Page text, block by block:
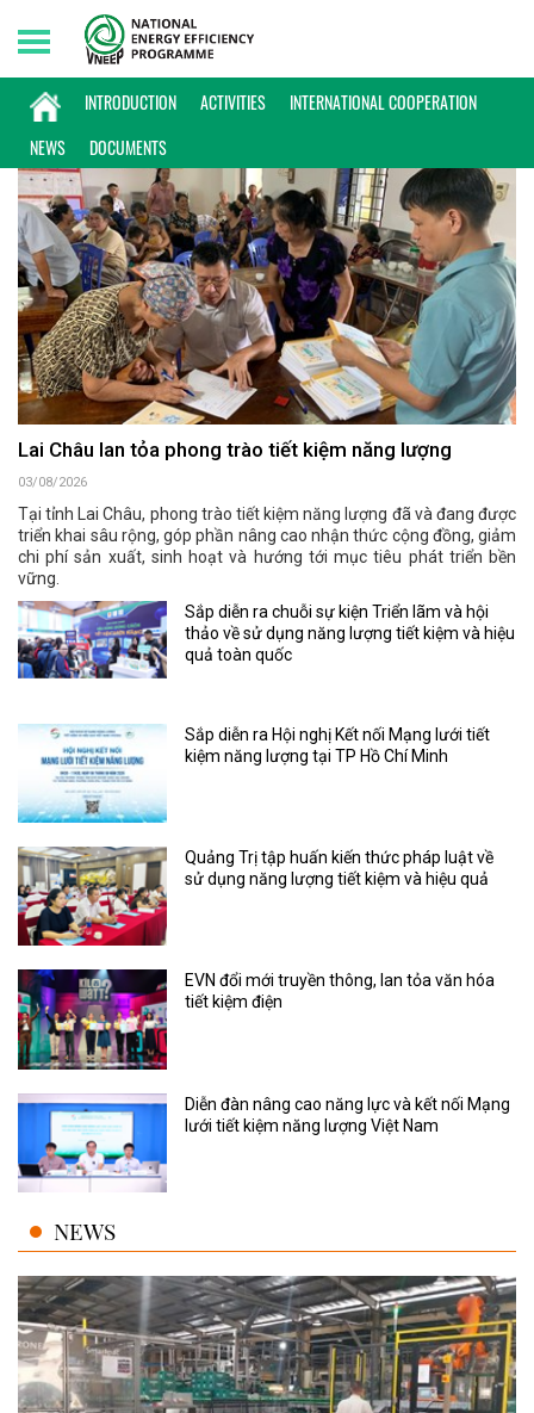
INTRODUCTION ACTIVITIES
INTERNATIONAL COOPERATION
NEWS
DOCUMENTS
Friday, 07/08/2026 | 03:44 GMT+7
HOẠT ĐỘNG
Lai Châu lan tỏa phong trào tiết kiệm năng lượng
03/08/2026
Tại tỉnh Lai Châu, phong trào tiết kiệm năng lượng đã và đang được
triển khai sâu rộng, góp phần nâng cao nhận thức cộng đồng, giảm
chi phí sản xuất, sinh hoạt và hướng tới mục tiêu phát triển bền
vững.
Sắp diễn ra chuỗi sự kiện Triển lãm và hội
thảo về sử dụng năng lượng tiết kiệm và hiệu
quả toàn quốc
Sắp diễn ra Hội nghị Kết nối Mạng lưới tiết
kiệm năng lượng tại TP Hồ Chí Minh
Quảng Trị tập huấn kiến thức pháp luật về
sử dụng năng lượng tiết kiệm và hiệu quả
EVN đổi mới truyền thông, lan tỏa văn hóa
tiết kiệm điện
Diễn đàn nâng cao năng lực và kết nối Mạng
lưới tiết kiệm năng lượng Việt Nam
NEWS